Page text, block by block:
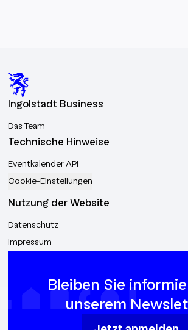
Ingolstadt Business
Das Team
Technische Hinweise
Eventkalender API
Cookie-Einstellungen
Nutzung der Website
Datenschutz
Impressum
Bleiben Sie
unserem